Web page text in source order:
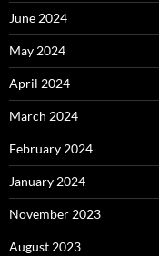
June 2024
May 2024
April 2024
March 2024
February 2024
January 2024
November 2023
August 2023